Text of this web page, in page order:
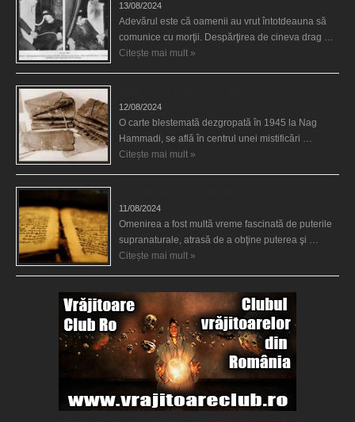
13/08/2024
Adevărul este că oamenii au vrut întotdeauna să
comunice cu morţii. Despărţirea de cineva drag …
Citește mai mult »
12/08/2024
O carte blestemată dezgropată în 1945 la Nag
Hammadi, se află în centrul unei mistificări …
Citește mai mult »
11/08/2024
Omenirea a fost multă vreme fascinată de puterile
supranaturale, atrasă de a obţine puterea şi …
Citește mai mult »